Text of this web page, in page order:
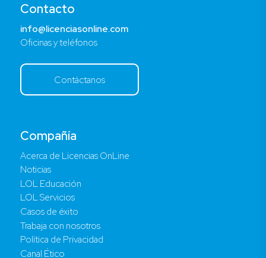
Compañía
Acerca de Licencias OnLine
Noticias
LOL Educación
LOL Servicios
Casos de éxito
Trabaja con nosotros
Política de Privacidad
Canal Ético
Contacto
info@licenciasonline.com
Oficinas y teléfonos
Contáctanos